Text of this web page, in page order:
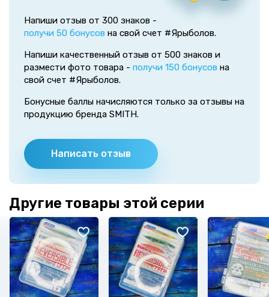
Напиши отзыв от 300 знаков -
получи 50 бонусов на свой счет #Ярыболов.
Напиши качественный отзыв от 500 знаков и
размести фото товара - получи 150 бонусов на
свой счет #Ярыболов.
Бонусные баллы начисляются только за отзывы на
продукцию бренда SMITH.
Написать отзыв
Другие товары этой серии